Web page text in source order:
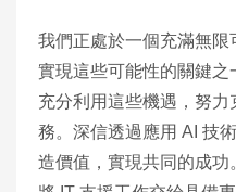
我們正處於一個充滿無
實現這些可能性的關鍵之
充分利用這些機遇，努
務。深信透過應用 AI 技
造價值，實現共同的成